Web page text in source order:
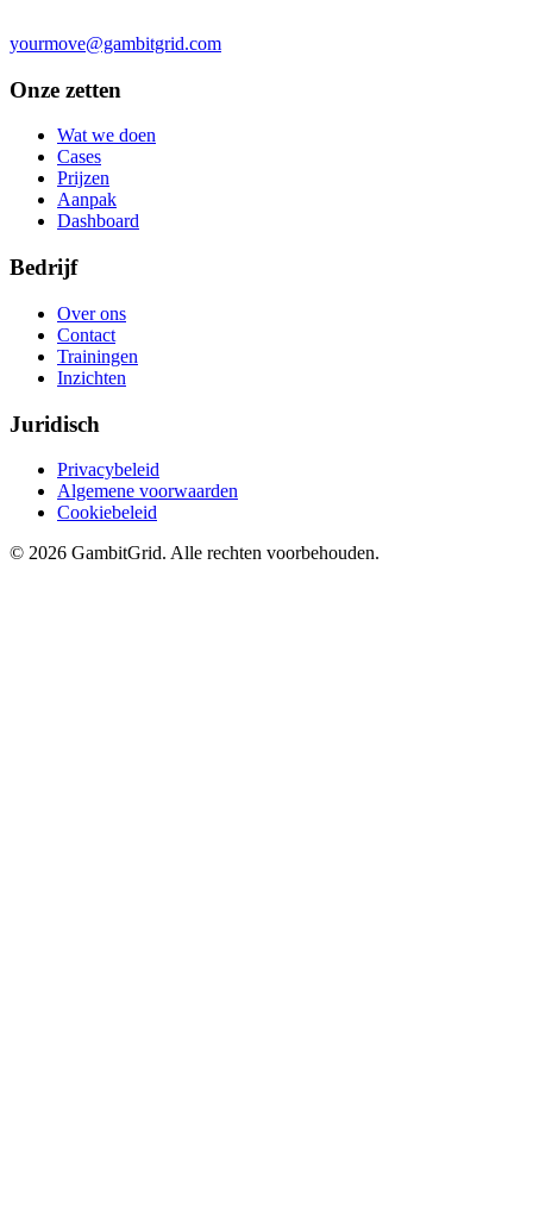
yourmove@gambitgrid.com
Onze zetten
Wat we doen
Cases
Prijzen
Aanpak
Dashboard
Bedrijf
Over ons
Contact
Trainingen
Inzichten
Juridisch
Privacybeleid
Algemene voorwaarden
Cookiebeleid
© 2026 GambitGrid. Alle rechten voorbehouden.